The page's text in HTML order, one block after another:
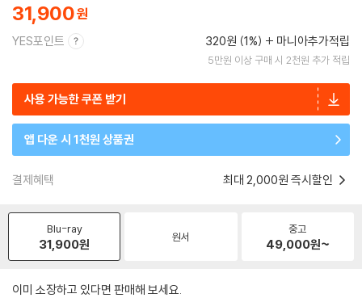
31,900
YES포인트 320원 (1%) 마니아추가적립
5만원 이상 구매 시 2천원 추가 적립
사용 가능한 쿠폰 받기
앱 다운 시 1천원 상품권
결제혜택 최대 2,000원 즉시할인
Blu-ray
31,900원 원서
중고
49,000원~
이미 소장하고 있다면 판매해 보세요.